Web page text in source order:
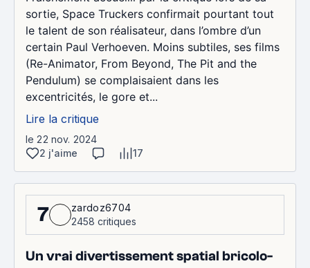
sortie, Space Truckers confirmait pourtant tout
le talent de son réalisateur, dans l’ombre d’un
certain Paul Verhoeven. Moins subtiles, ses films
(Re-Animator, From Beyond, The Pit and the
Pendulum) se complaisaient dans les
excentricités, le gore et...
Lire la critique
le 22 nov. 2024
2 j'aime
17
7
zardoz6704
2458 critiques
Un vrai divertissement spatial bricolo-